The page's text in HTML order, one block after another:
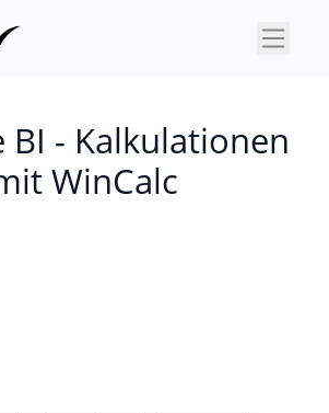
×
BI - Kalkulationen
WinCalc